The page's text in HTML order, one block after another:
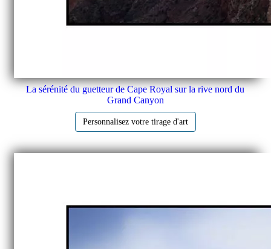
La sérénité du guetteur de Cape Royal sur la rive nord du
Grand Canyon
Personnalisez votre tirage d'art